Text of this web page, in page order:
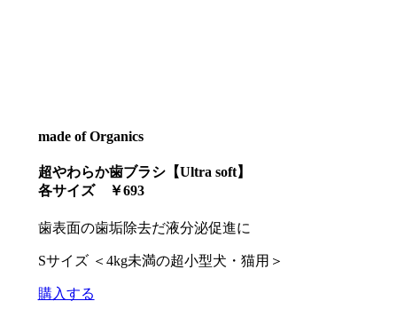
made of Organics
超やわらか歯ブラシ【Ultra soft】
各サイズ ￥693
歯表面の歯垢除去だ液分泌促進に
Sサイズ ＜4kg未満の超小型犬・猫用＞
購入する